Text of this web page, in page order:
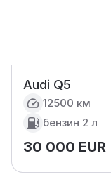
Audi Q5
12500 км
бензин 2 л
30 000 EUR